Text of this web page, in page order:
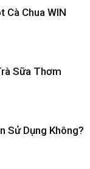
Cà Chua WIN
Sữa Thơm
Sử Dụng Không?